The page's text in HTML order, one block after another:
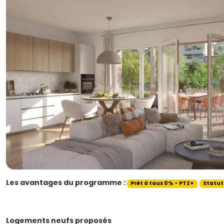
Les avantages du programme : Prêt à taux 0% - PTZ+ Statut
Logements neufs proposés